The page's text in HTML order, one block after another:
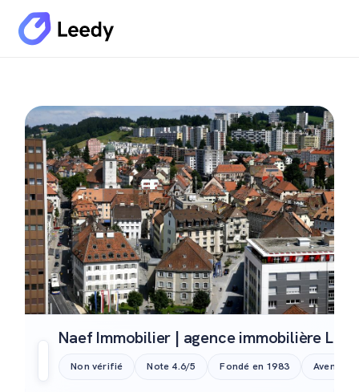
Naef Immobilier | agence immobilière La
Non vérifié Note 4.6/5 Fondé en 1983 Avenue